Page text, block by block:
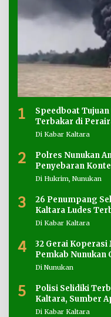
1
Speedboat
Terbakar di
Di Kabar Kaltara
2
Polres Nunukan
Penyebaran
Di Hukrim, Nunukan
3
26 Penumpang
Kaltara Ludes
Di Kabar Kaltara
4
32 Gerai Koperasi
Pemkab Nunukan
Di Nunukan
5
Polisi Selidiki
Kaltara, Sumber
Di Kabar Kaltara